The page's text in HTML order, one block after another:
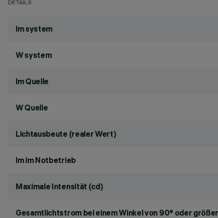
DETAILS
lm system
W system
lm Quelle
W Quelle
Lichtausbeute (realer Wert)
lm im Notbetrieb
Maximale Intensität (cd)
Gesamtlichtstrom bei einem Winkel von 90° oder